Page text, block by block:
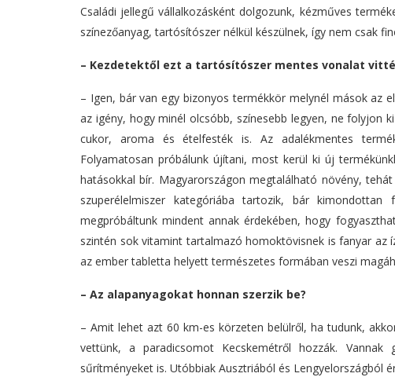
Családi jellegű vállalkozásként dolgozunk, kézműves
színezőanyag, tartósítószer nélkül készülnek, így nem csak
– Kezdetektől ezt a tartósítószer mentes vonalat
– Igen, bár van egy bizonyos termékkör melynél mások az
az igény, hogy minél olcsóbb, színesebb legyen, ne folyjon
cukor, aroma és ételfesték is. Az adalékmentes
Folyamatosan próbálunk újítani, most kerül ki új
hatásokkal bír. Magyarországon megtalálható növény,
szuperélelmiszer kategóriába tartozik, bár
megpróbáltunk mindent annak érdekében, hogy
szintén sok vitamint tartalmazó homoktövisnek is fanyar az
az ember tabletta helyett természetes formában veszi
– Az alapanyagokat honnan szerzik be?
– Amit lehet azt 60 km-es körzeten belülről, ha tudunk,
vettünk, a paradicsomot Kecskemétről hozzák.
sűrítményeket is. Utóbbiak Ausztriából és Lengyelországból